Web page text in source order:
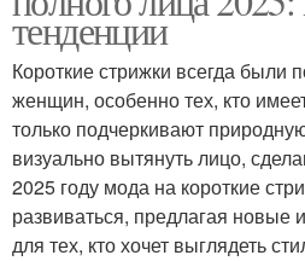
тенденции
Короткие стрижки всегда были
женщин, особенно тех, кто
только подчеркивают
визуально вытянуть лицо,
2025 году мода на короткие
развиваться, предлагая новые
для тех, кто хочет выглядеть